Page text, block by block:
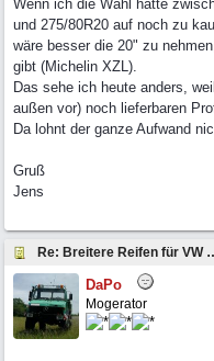
Wenn ich die Wahl hätte
und 275/80R20 auf noch zu
wäre besser die 20" zu
gibt (Michelin XZL).
Das sehe ich heute anders,
außen vor) noch lieferbaren
Da lohnt der ganze Aufwand
Gruß
Jens
Re: Breitere
DaPo
Mogerator